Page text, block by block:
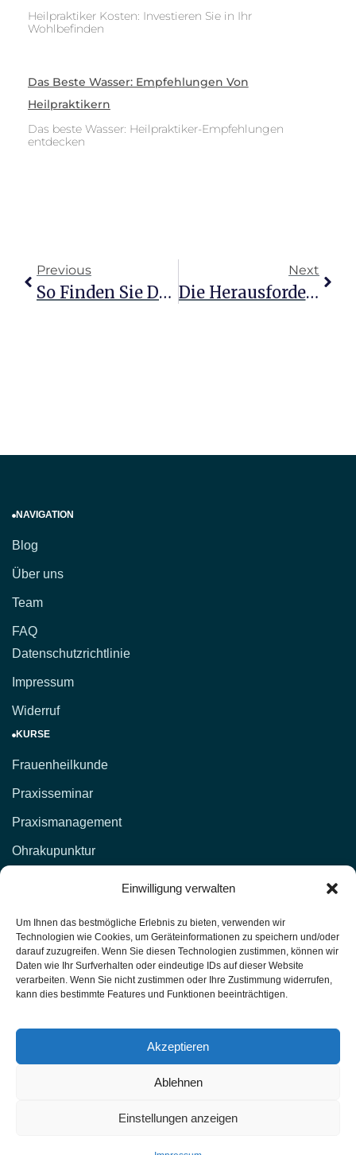
Einwilligung verwalten
Um Ihnen das bestmögliche Erlebnis zu bieten, verwenden wir
Technologien wie Cookies, um Geräteinformationen zu speichern und/oder
darauf zuzugreifen. Wenn Sie diesen Technologien zustimmen, können wir
Daten wie Ihr Surfverhalten oder eindeutige IDs auf dieser Website
verarbeiten. Wenn Sie nicht zustimmen oder Ihre Zustimmung widerrufen,
kann dies bestimmte Features und Funktionen beeinträchtigen.
Akzeptieren
Ablehnen
Einstellungen anzeigen
Heilpraktiker Kosten: Investieren Sie in Ihr
Wohlbefinden
Das Beste Wasser: Empfehlungen Von
Heilpraktikern
Das beste Wasser: Heilpraktiker-Empfehlungen
entdecken
Previous
So Finden Sie Den Idealen Heilpraktiker Für Sich
Next
Die Herausforderung Der Heilpraktiker Psychotherapie Prüfung
NAVIGATION
Blog
Über uns
Team
FAQ
Datenschutzrichtlinie
Impressum
Widerruf
KURSE
Frauenheilkunde
Praxisseminar
Praxismanagement
Ohrakupunktur
(02 12) 1 00 51,017664876381
(02 12) 4 27 11 (Fax)
Unterrichtsräume: Kasernenstr. 26 42651 Solingen
Schulungen 2025